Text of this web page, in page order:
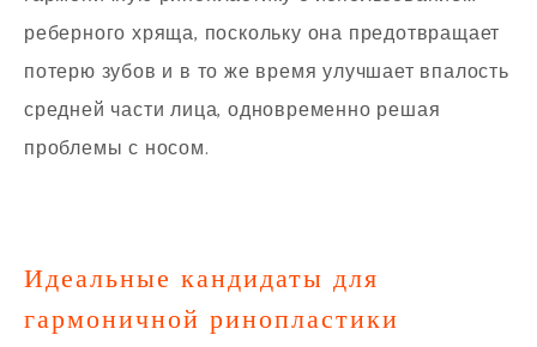
реберного хряща, поскольку она предотвращает
потерю зубов и в то же время улучшает впалость
средней части лица, одновременно решая
проблемы с носом.
Идеальные кандидаты для
гармоничной ринопластики